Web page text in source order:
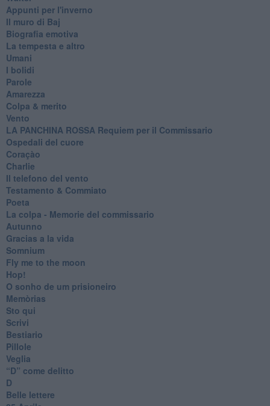
Appunti per l'inverno
Il muro di Baj
Biografia emotiva
La tempesta e altro
Umani
I bolidi
Parole
Amarezza
Colpa & merito
Vento
​LA PANCHINA ROSSA Requiem per il Commissario
Ospedali del cuore
Coraçào
Charlie
Il telefono del vento
Testamento & Commiato
Poeta
​La colpa - Memorie del commissario
Autunno
Gracias a la vida
Somnium
Fly me to the moon
Hop!
O sonho de um prisioneiro
Memòrias
Sto qui
Scrivi
Bestiario
Pillole
Veglia
​“D” come delitto
D
Belle lettere